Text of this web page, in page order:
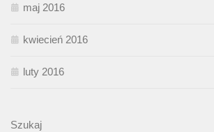
maj 2016
kwiecień 2016
luty 2016
Szukaj